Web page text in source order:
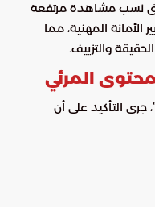
نسب مشاهدة مرتفعة
المهنية، مما
والتزييف.
المرئي
جرى التأكيد على أن